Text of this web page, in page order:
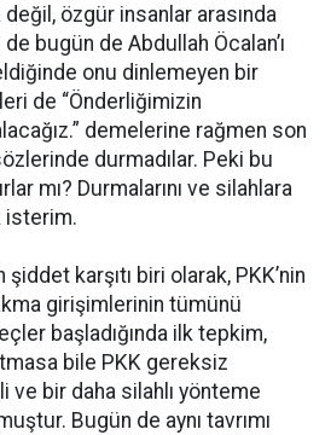
değil, özgür insanlar arasında
bugün de Abdullah Öcalan’ı
onu dinlemeyen bir
de “Önderliğimizin
demelerine rağmen son
durmadılar. Peki bu
mı? Durmalarını ve silahlara
isterim.
karşıtı biri olarak, PKK’nin
girişimlerinin tümünü
başladığında ilk tepkim,
bile PKK gereksiz
bir daha silahlı yönteme
Bugün de aynı tavrımı